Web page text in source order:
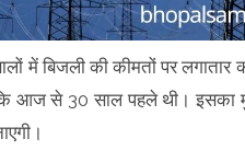
में बिजली की कीमतों पर
कि आज से 30 साल पहले थी।